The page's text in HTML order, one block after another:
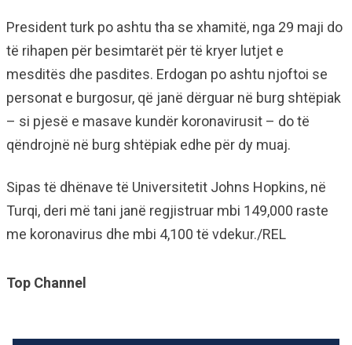
President turk po ashtu tha se xhamitë, nga 29 maji do
të rihapen për besimtarët për të kryer lutjet e
mesditës dhe pasdites. Erdogan po ashtu njoftoi se
personat e burgosur, që janë dërguar në burg shtëpiak
– si pjesë e masave kundër koronavirusit – do të
qëndrojnë në burg shtëpiak edhe për dy muaj.
Sipas të dhënave të Universitetit Johns Hopkins, në
Turqi, deri më tani janë regjistruar mbi 149,000 raste
me koronavirus dhe mbi 4,100 të vdekur./REL
Top Channel